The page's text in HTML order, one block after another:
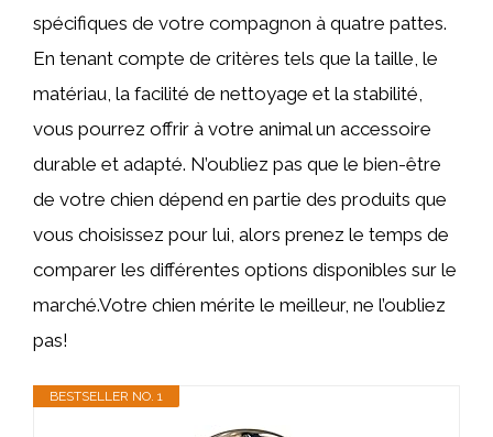
spécifiques de votre compagnon à quatre pattes.
En tenant compte de critères tels que la taille, le
matériau, la facilité de nettoyage et la stabilité,
vous pourrez offrir à votre animal un accessoire
durable et adapté. N’oubliez pas que le bien-être
de votre chien dépend en partie des produits que
vous choisissez pour lui, alors prenez le temps de
comparer les différentes options disponibles sur le
marché.Votre chien mérite le meilleur, ne l’oubliez
pas!
BESTSELLER NO. 1